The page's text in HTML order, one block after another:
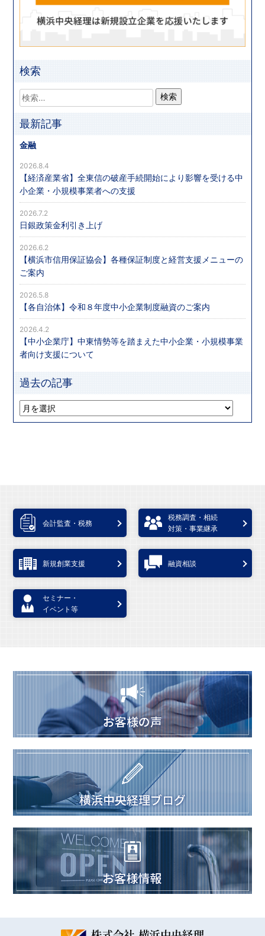
検索
最新記事
金融
【経済産業省】全東信の破産手続開始により影響を受ける中
小企業・小規模事業者への支援
2026.8.4
日銀政策金利引き上げ
2026.7.2
【横浜市信用保証協会】各種保証制度と経営支援メニューの
ご案内
2026.6.2
【各自治体】令和８年度中小企業制度融資のご案内
2026.5.8
【中小企業庁】中東情勢等を踏まえた中小企業・小規模事業
者向け支援について
2026.4.2
過去の記事
会計監査・税務
税務調査・相続
対策・事業継承
新規創業支援 融資相談
セミナー・
イベント等